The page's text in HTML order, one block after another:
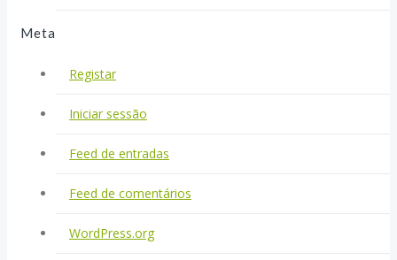
Meta
Registar
Iniciar sessão
Feed de entradas
Feed de comentários
WordPress.org